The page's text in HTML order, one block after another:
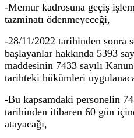
-Memur kadrosuna geçiş
tazminatı ödenmeyeceği,
-28/11/2022 tarihinden sonra
başlayanlar hakkında 5393
maddesinin 7433 sayılı
tarihteki hükümleri
-Bu kapsamdaki personelin
tarihinden itibaren 60 gün
atayacağı,